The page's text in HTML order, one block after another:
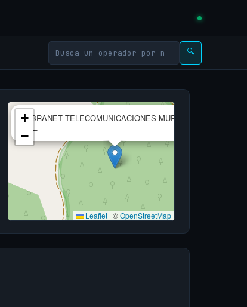
🔍
FIBRANET TELECOMUNICACIONES MURCIA,
S.L.
+
−
Leaflet | ©OpenStreetMap